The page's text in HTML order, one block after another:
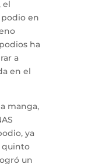
el
en
ha
a
en el
manga,
ya
quinto
un